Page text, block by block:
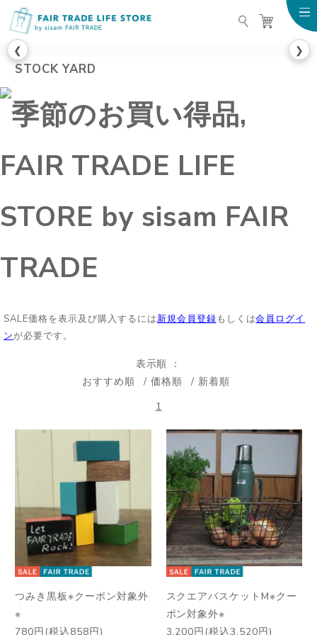
FAIR TRADE LIFE
❮ ❯
STOCK YARD
SALE価格を表示及び購入するには新規会員登録もしくは会員ログイ
ンが必要です。
表示順
おすすめ順
価格順
新着順
1
つみき黒板※クーポン対象外
※
780円(税込858円)
スクエアバスケットM※クー
ポン対象外※
3,200円(税込3,520円)